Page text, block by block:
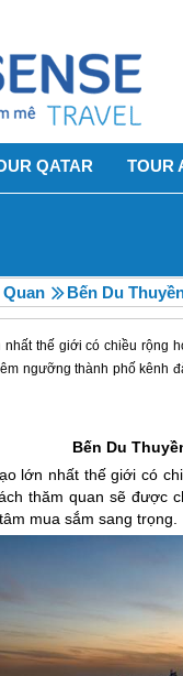
QATAR TOUR
Bến Du
thế giới có chiều
ngưỡng thành phố
Bến Du
lớn nhất thế giới có
thăm quan sẽ được
mua sắm sang trọng.